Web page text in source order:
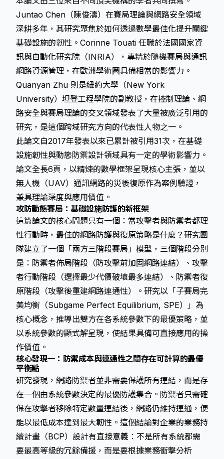
Juntao Chen（陳俊濤）在賽局理論與網路安全領域
深耕多年，其研究聚焦於如何透過數學最佳化提升關鍵
基礎設施的韌性。Corinne Touati 任職於法國國家資
訊與自動化研究院（INRIA），專精於隨機賽局與通訊
網路資源管理，在歐洲學術圈具備相當的影響力。
Quanyan Zhu 則是紐約大學（New York
University）坦登工程學院的副教授，在控制理論、網
路安全與賽局理論的交叉領域發表了大量被廣泛引用的
研究，是這個跨域研究方向的代表性人物之一。
此論文自2017年發表以來已累計被引用31次，在基礎
設施韌性與動態防禦設計領域具有一定的學術影響力。
論文全長6頁，以精煉的數學框架呈現核心主張，並以
無人機（UAV）通訊網路的災後復原作為案例驗證，
兼具理論深度與應用價值。
攻防動態賽局：基礎設施防護的新框架
這篇論文的核心問題只有一個：當攻擊者與防禦者都理
性行動時，最佳的網路防護與復原策略是什麼？研究團
隊建立了一個「兩方三階段賽局」模型，三個階段分別
是：防禦者佈局階段（防攻擊前加固網路連結）、攻擊
者行動階段（選擇最少代價破壞最多連結）、防禦者復
原階段（攻擊後重建網路連通性）。研究以「子賽局完
美均衡（Subgame Perfect Equilibrium, SPE）」為
核心概念，推導出雙方在各系統參數下的最優策略，並
以系統參數的顯式解呈現，使結果具備可直接應用的操
作價值。
核心發現一：防禦成本與連通性之間存在可計算的最優
平衡點
研究發現，網路防禦者並非需要保護所有連結，而是存
在一個由系統參數決定的最優防護集合。防禦者只需確
保在攻擊者移除特定數量連結後，網路仍維持連通，便
能以最低成本達到最大韌性。這個結論對企業的業務持
續計畫（BCP）設計有直接意義：不是所有系統都需
要最高等級的冗餘備援，而是要根據業務衝擊分析